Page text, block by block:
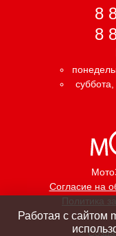
Согласие на
Политика
8
8
Работая с сайтом